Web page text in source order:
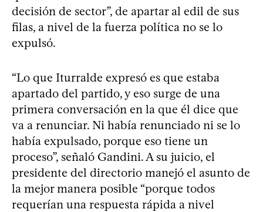
decisión de sector”, de apartar al edil de sus
filas, a nivel de la fuerza política no se lo
expulsó.
“Lo que Iturralde expresó es que estaba
apartado del partido, y eso surge de una
primera conversación en la que él dice que
va a renunciar. Ni había renunciado ni se lo
había expulsado, porque eso tiene un
proceso”, señaló Gandini. A su juicio, el
presidente del directorio manejó el asunto de
la mejor manera posible “porque todos
requerían una respuesta rápida a nivel